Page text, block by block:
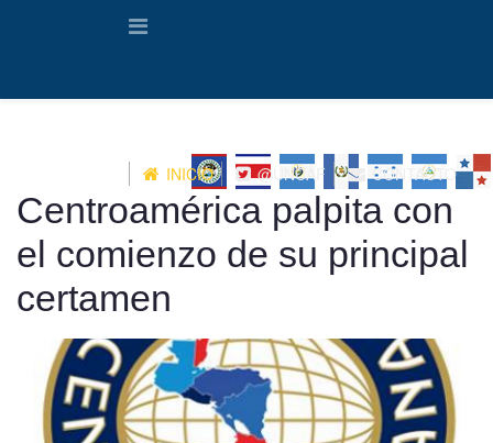
INICIO @UNCAF CONTACTO
Centroamérica palpita con
el comienzo de su principal
certamen